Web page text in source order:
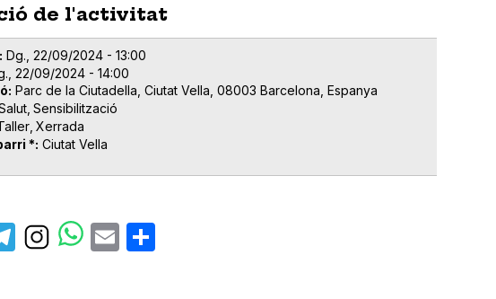
de l'activitat
Dg., 22/09/2024 - 13:00
22/09/2024 - 14:00
Parc de la Ciutadella, Ciutat Vella, 08003 Barcelona, Espanya
Sensibilització
Xerrada
* Ciutat Vella
TelegramEmail